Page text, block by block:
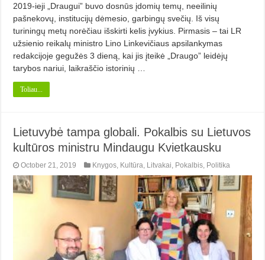
2019-ieji „Draugui” buvo dosnūs įdomių temų, neeilinių
pašnekovų, institucijų dėmesio, garbingų svečių. Iš visų
turiningų metų norėčiau išskirti kelis įvykius. Pirmasis – tai LR
užsienio reikalų ministro Lino Linkevičiaus apsilankymas
redakcijoje gegužės 3 dieną, kai jis įteikė „Draugo” leidėjų
tarybos nariui, laikraščio istorinių …
Toliau...
Lietuvybė tampa globali. Pokalbis su Lietuvos
kultūros ministru Mindaugu Kvietkausku
October 21, 2019 Knygos Kultūra Litvakai Pokalbis Politika